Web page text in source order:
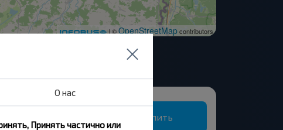
| ©OpenStreetMapcontributors
Купить
О нас
Принять частично или